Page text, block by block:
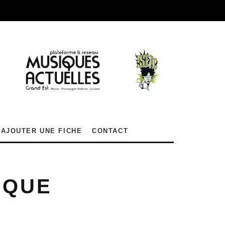
AJOUTER UNE FICHE CONTACT